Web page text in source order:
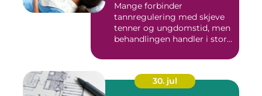
Mange forbinder
tannregulering med skjeve
tenner og ungdomstid, men
behandlingen handler i stor
30. jul